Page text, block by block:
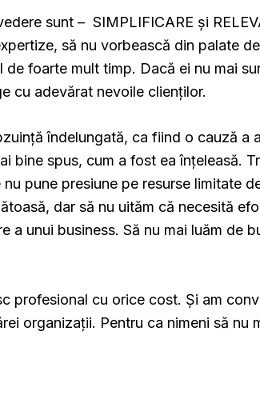
sunt – SIMPLIFICARE și
să nu vorbească din palate
foarte mult timp. Dacă ei nu mai
cu adevărat nevoile clienților.
îndelungată, ca fiind o cauză a
bine spus, cum a fost ea înțeleasă.
pune presiune pe resurse limitate
dar să nu uităm că necesită
a unui business. Să nu mai luăm de
profesional cu orice cost. Și am
organizații. Pentru ca nimeni să nu